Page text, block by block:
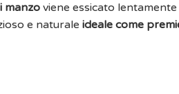
manzo viene essicato
e naturale ideale come